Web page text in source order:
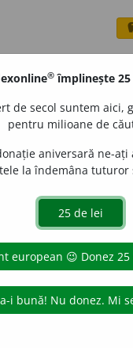
ul 1333971:
DEX
® împlinește 25
de secol suntem aici,
pentru milioane de
aniversară ne-ați
la îndemâna tuturor